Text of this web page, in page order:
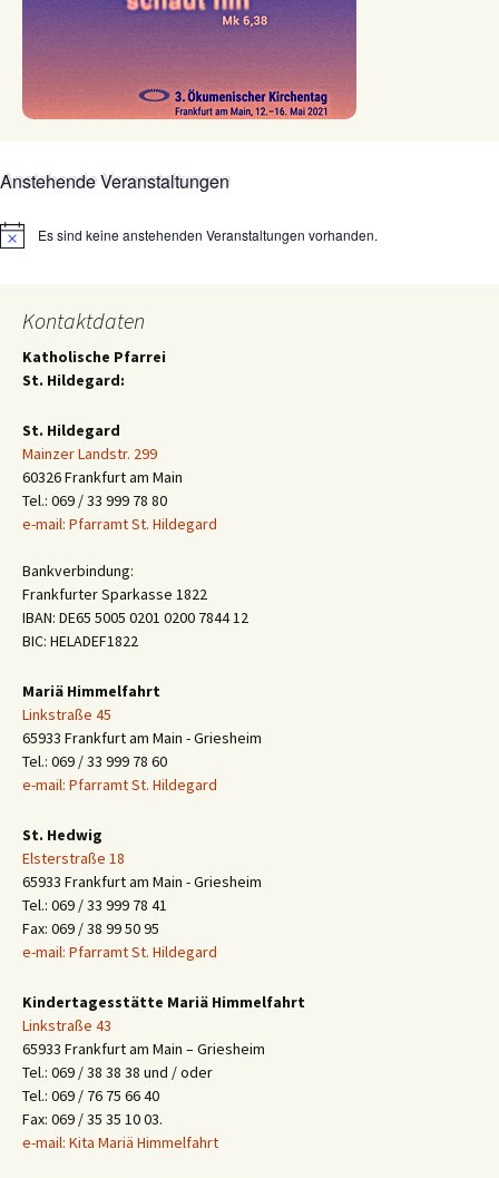
Anstehende Veranstaltungen
HinweisEs sind keine anstehenden Veranstaltungen vorhanden.
Kontaktdaten
Katholische Pfarrei
St. Hildegard:
St. Hildegard
Mainzer Landstr. 299
60326 Frankfurt am Main
Tel.: 069 / 33 999 78 80
e-mail: Pfarramt St. Hildegard
Bankverbindung:
Frankfurter Sparkasse 1822
IBAN: DE65 5005 0201 0200 7844 12
BIC: HELADEF1822
Mariä Himmelfahrt
Linkstraße 45
65933 Frankfurt am Main - Griesheim
Tel.: 069 / 33 999 78 60
e-mail: Pfarramt St. Hildegard
St. Hedwig
Elsterstraße 18
65933 Frankfurt am Main - Griesheim
Tel.: 069 / 33 999 78 41
Fax: 069 / 38 99 50 95
e-mail: Pfarramt St. Hildegard
Kindertagesstätte Mariä Himmelfahrt
Linkstraße 43
65933 Frankfurt am Main – Griesheim
Tel.: 069 / 38 38 38 und / oder
Tel.: 069 / 76 75 66 40
Fax: 069 / 35 35 10 03.
e-mail: Kita Mariä Himmelfahrt